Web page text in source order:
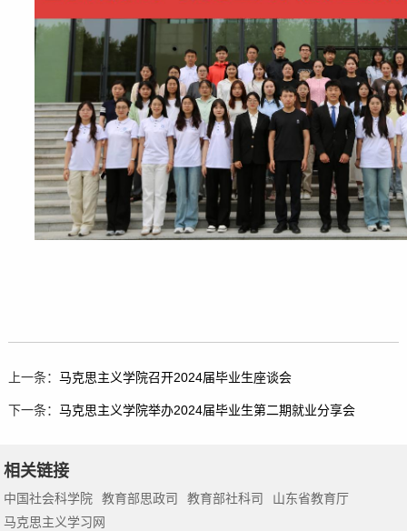
上一条： 马克思主义学院召开2024届毕业生座谈会
下一条： 马克思主义学院举办2024届毕业生第二期就业分享会
相关链接
中国社会科学院 教育部思政司 教育部社科司
山东省教育厅
马克思主义学习网